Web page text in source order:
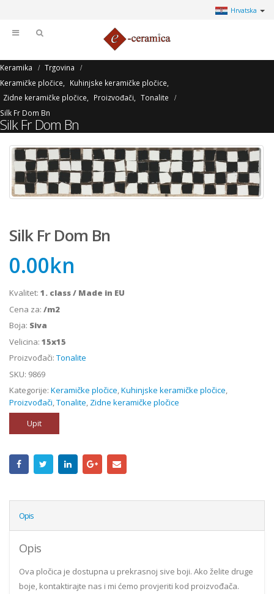
Hrvatska
Keramika
Trgovina
Keramičke pločice
Kuhinjske keramičke pločice
Zidne keramičke pločice
Proizvođači
Tonalite
Silk Fr Dom Bn
Silk Fr Dom Bn
Silk Fr Dom Bn
0.00kn
Kvalitet: 1. class / Made in EU
Cena za: /m2
Boja: Siva
Velicina: 15x15
Proizvođači: Tonalite
SKU: 9869
Kategorije: Keramičke pločice,Kuhinjske keramičke pločice,
Proizvođači,Tonalite, Zidne keramičke pločice
Upit
Opis
Opis
Ova pločica je dostupna u prekrasnoj sive boji. Ako želite druge
boje, kontaktirajte nas i mi ćemo provjeriti kod proizvođača.